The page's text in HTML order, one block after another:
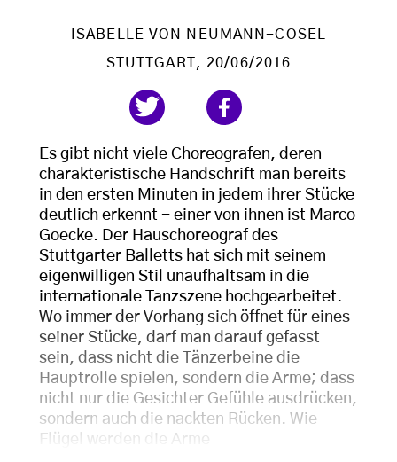
ISABELLE VON NEUMANN-COSEL
STUTTGART
, 20/06/2016
Es gibt nicht viele Choreografen, deren
charakteristische Handschrift man bereits
in den ersten Minuten in jedem ihrer Stücke
deutlich erkennt - einer von ihnen ist Marco
Goecke. Der Hauschoreograf des
Stuttgarter Balletts hat sich mit seinem
eigenwilligen Stil unaufhaltsam in die
internationale Tanzszene hochgearbeitet.
Wo immer der Vorhang sich öffnet für eines
seiner Stücke, darf man darauf gefasst
sein, dass nicht die Tänzerbeine die
Hauptrolle spielen, sondern die Arme; dass
nicht nur die Gesichter Gefühle ausdrücken,
sondern auch die nackten Rücken. Wie
Flügel werden die Arme